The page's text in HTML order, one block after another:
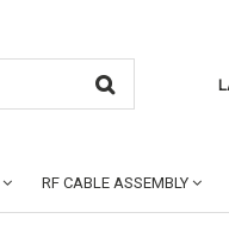
RF CABLE ASSEMBLY